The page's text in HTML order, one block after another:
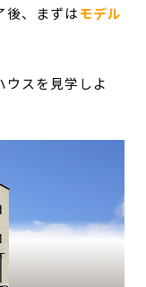
後、まずはモデル
スを見学しよ